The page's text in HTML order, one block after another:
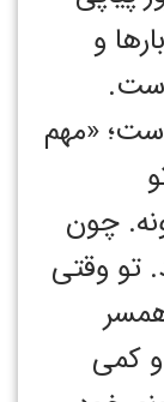
و
«مهم
چون
تو وقتی
کمی